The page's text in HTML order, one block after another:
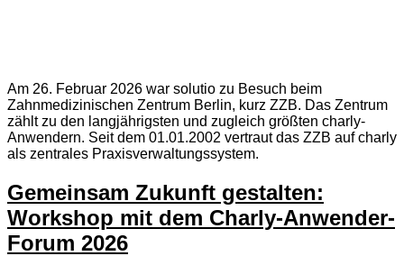
Am 26. Februar 2026 war solutio zu Besuch beim
Zahnmedizinischen Zentrum Berlin, kurz ZZB. Das Zentrum
zählt zu den langjährigsten und zugleich größten charly-
Anwendern. Seit dem 01.01.2002 vertraut das ZZB auf charly
als zentrales Praxisverwaltungssystem.
Gemeinsam Zukunft gestalten:
Workshop mit dem Charly-Anwender-
Forum 2026